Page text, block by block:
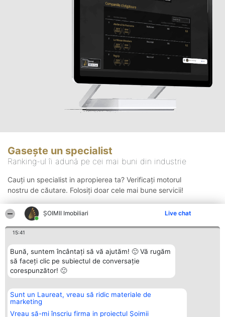
ȘOIMII Imobiliari Live chat
15:41
Bună, suntem încântați să vă ajutăm! 🙂 Vă rugăm
să faceți clic pe subiectul de conversație
corespunzător! 🙂
Sunt un Laureat, vreau să ridic materiale de
marketing
Vreau să-mi înscriu firma in proiectul Șoimii
Gasește un specialist
Ranking-ul îi adună pe cei mai buni din industrie
Cauți un specialist in apropierea ta? Verificați motorul
nostru de căutare. Folosiți doar cele mai bune servicii!
Organizator Ranking
BRIGHT SOLUTIONS BR SRL
Aleea Timisul De Sus 2 Bl. A30
Plebiscyt
Lista Tuturor
Contact